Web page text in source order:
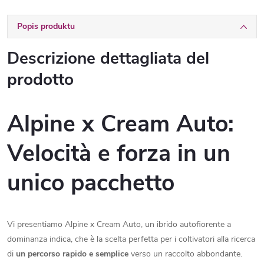
Popis produktu
Descrizione dettagliata del
prodotto
Alpine x Cream Auto:
Velocità e forza in un
unico pacchetto
Vi presentiamo Alpine x Cream Auto, un ibrido autofiorente a
dominanza indica, che è la scelta perfetta per i coltivatori alla ricerca
di un percorso rapido e semplice verso un raccolto abbondante.